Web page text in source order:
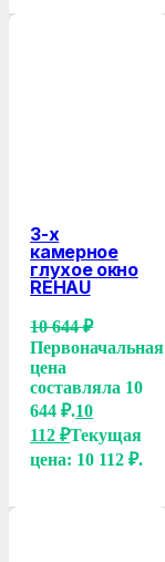
3-х
камерное
глухое окно
REHAU
10 644₽
Первоначальная
цена
составляла 10
644 ₽.10
112₽Текущая
цена: 10 112 ₽.